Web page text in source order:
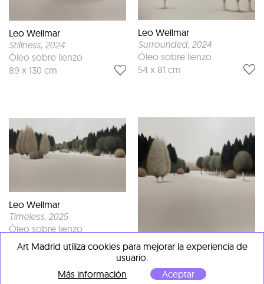
Leo Wellmar
Stillness, 2024
Óleo sobre lienzo
89 x 130 cm
Leo Wellmar
Timeless, 2025
Óleo sobre lienzo
89 x 130 cm
Leo Wellmar
Surrounded, 2024
Óleo sobre lienzo
54 x 81 cm
Leo Wellmar
Into the Silence
Óleo sobre lienzo
Art Madrid utiliza cookies para mejorar la experiencia de
usuario.
Más información
Aceptar